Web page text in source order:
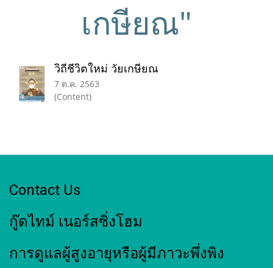
เกษียณ"
วิถีชีวิตใหม่ วัยเกษียณ
7 ต.ค. 2563
(Content)
Contact Us
กู๊ดไทม์ เนอร์สซิ่งโฮม
การดูแลผู้สูงอายุหรือผู้มีภาวะพึ่งพิง